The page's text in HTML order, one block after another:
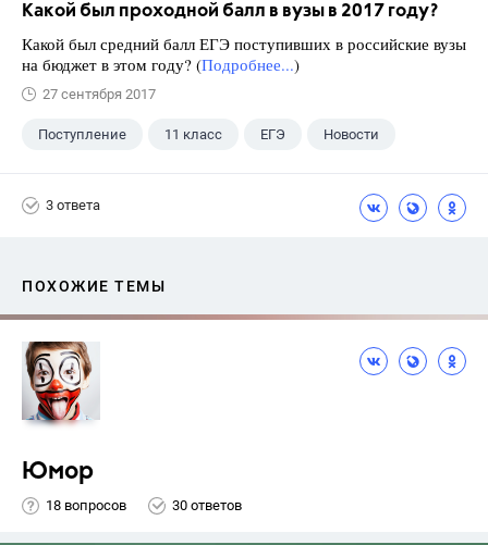
Какой был проходной балл в вузы в 2017 году?
Какой был средний балл ЕГЭ поступивших в российские вузы
на бюджет в этом году? (Подробнее...)
27 сентября 2017
Поступление 11 класс ЕГЭ Новости
3 ответа
ПОХОЖИЕ ТЕМЫ
Юмор
18 вопросов 30 ответов